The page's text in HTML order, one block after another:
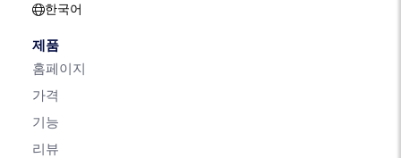
한국어
제품
홈페이지
가격
기능
리뷰